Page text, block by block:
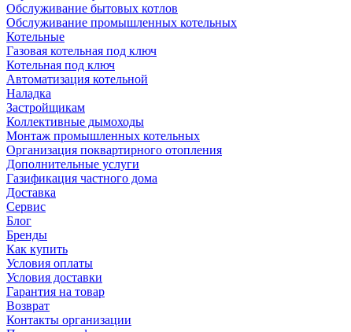
Обслуживание бытовых котлов
Обслуживание промышленных котельных
Котельные
Газовая котельная под ключ
Котельная под ключ
Автоматизация котельной
Наладка
Застройщикам
Коллективные дымоходы
Монтаж промышленных котельных
Организация поквартирного отопления
Дополнительные услуги
Газификация частного дома
Доставка
Сервис
Блог
Бренды
Как купить
Условия оплаты
Условия доставки
Гарантия на товар
Возврат
Контакты организации